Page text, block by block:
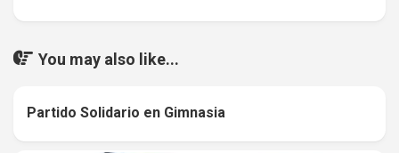
You may also like...
Partido Solidario en Gimnasia